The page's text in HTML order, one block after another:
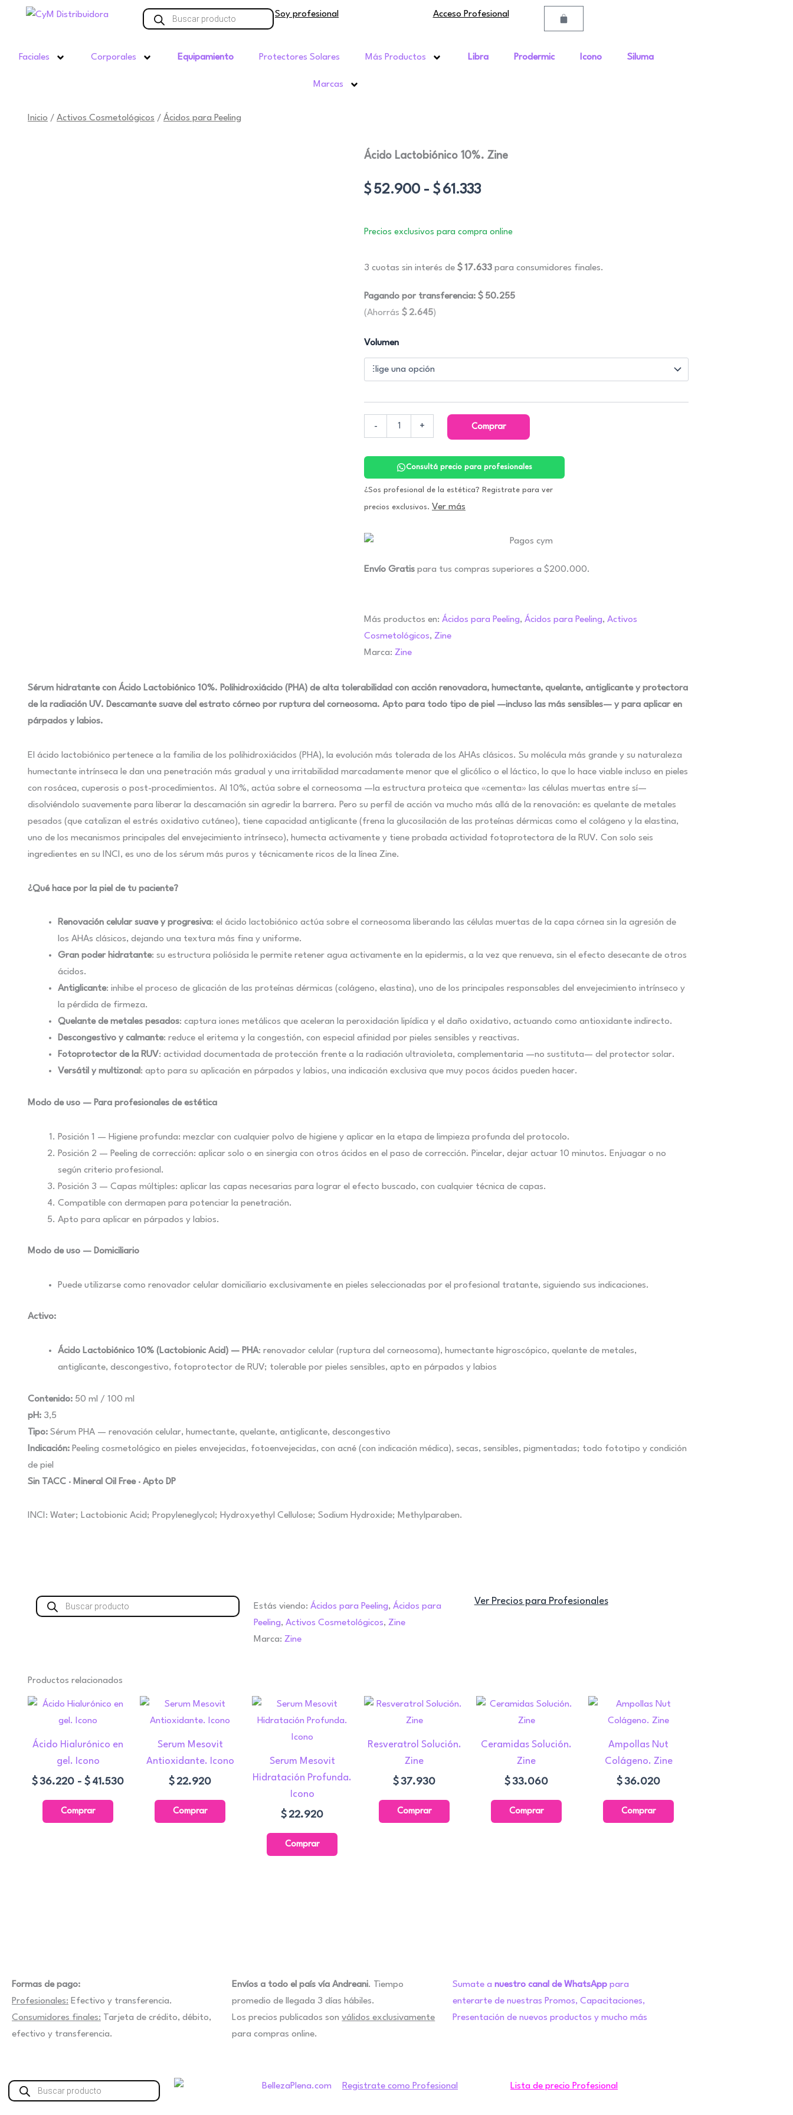
Búsqueda
de
Soy profesional Acceso Profesional Carrito
Faciales Corporales Equipamiento Protectores Solares Más Productos Libra Prodermic Icono Siluma
Marcas
Inicio / Activos Cosmetológicos / Ácidos para Peeling
Ácido Lactobiónico 10%. Zine
$52.900 - $61.333Rango
desde
hasta
$61.333
Precios exclusivos para compra online
3 cuotas sin interés de $17.633 para consumidores finales.
Pagando por transferencia: $ 50.255
(Ahorrás $ 2.645)
Volumen
-
Ácido
10%.
Zine
+ Comprar
Consultá precio para profesionales
¿Sos profesional de la estética? Registrate para ver
precios exclusivos. Ver más
Envío Gratis para tus compras superiores a $200.000.
Más productos en: Ácidos para Peeling, Ácidos para Peeling, Activos
Cosmetológicos, Zine
Marca: Zine
Sérum hidratante con Ácido Lactobiónico 10%. Polihidroxiácido (PHA) de alta tolerabilidad con acción renovadora, humectante, quelante, antiglicante y protectora
de la radiación UV. Descamante suave del estrato córneo por ruptura del corneosoma. Apto para todo tipo de piel —incluso las más sensibles— y para aplicar en
párpados y labios.
El ácido lactobiónico pertenece a la familia de los polihidroxiácidos (PHA), la evolución más tolerada de los AHAs clásicos. Su molécula más grande y su naturaleza
humectante intrínseca le dan una penetración más gradual y una irritabilidad marcadamente menor que el glicólico o el láctico, lo que lo hace viable incluso en pieles
con rosácea, cuperosis o post-procedimientos. Al 10%, actúa sobre el corneosoma —la estructura proteica que «cementa» las células muertas entre sí—
disolviéndolo suavemente para liberar la descamación sin agredir la barrera. Pero su perfil de acción va mucho más allá de la renovación: es quelante de metales
pesados (que catalizan el estrés oxidativo cutáneo), tiene capacidad antiglicante (frena la glucosilación de las proteínas dérmicas como el colágeno y la elastina,
uno de los mecanismos principales del envejecimiento intrínseco), humecta activamente y tiene probada actividad fotoprotectora de la RUV. Con solo seis
ingredientes en su INCI, es uno de los sérum más puros y técnicamente ricos de la línea Zine.
¿Qué hace por la piel de tu paciente?
Renovación celular suave y progresiva: el ácido lactobiónico actúa sobre el corneosoma liberando las células muertas de la capa córnea sin la agresión de
los AHAs clásicos, dejando una textura más fina y uniforme.
Gran poder hidratante: su estructura poliósida le permite retener agua activamente en la epidermis, a la vez que renueva, sin el efecto desecante de otros
ácidos.
Antiglicante: inhibe el proceso de glicación de las proteínas dérmicas (colágeno, elastina), uno de los principales responsables del envejecimiento intrínseco y
la pérdida de firmeza.
Quelante de metales pesados: captura iones metálicos que aceleran la peroxidación lipídica y el daño oxidativo, actuando como antioxidante indirecto.
Descongestivo y calmante: reduce el eritema y la congestión, con especial afinidad por pieles sensibles y reactivas.
Fotoprotector de la RUV: actividad documentada de protección frente a la radiación ultravioleta, complementaria —no sustituta— del protector solar.
Versátil y multizonal: apto para su aplicación en párpados y labios, una indicación exclusiva que muy pocos ácidos pueden hacer.
Modo de uso — Para profesionales de estética
Posición 1 — Higiene profunda: mezclar con cualquier polvo de higiene y aplicar en la etapa de limpieza profunda del protocolo.
Posición 2 — Peeling de corrección: aplicar solo o en sinergia con otros ácidos en el paso de corrección. Pincelar, dejar actuar 10 minutos. Enjuagar o no
según criterio profesional.
Posición 3 — Capas múltiples: aplicar las capas necesarias para lograr el efecto buscado, con cualquier técnica de capas.
Compatible con dermapen para potenciar la penetración.
Apto para aplicar en párpados y labios.
Modo de uso — Domiciliario
Puede utilizarse como renovador celular domiciliario exclusivamente en pieles seleccionadas por el profesional tratante, siguiendo sus indicaciones.
Activo:
Ácido Lactobiónico 10% (Lactobionic Acid) — PHA: renovador celular (ruptura del corneosoma), humectante higroscópico, quelante de metales,
antiglicante, descongestivo, fotoprotector de RUV; tolerable por pieles sensibles, apto en párpados y labios
Contenido: 50 ml / 100 ml
pH: 3,5
Tipo: Sérum PHA — renovación celular, humectante, quelante, antiglicante, descongestivo
Indicación: Peeling cosmetológico en pieles envejecidas, fotoenvejecidas, con acné (con indicación médica), secas, sensibles, pigmentadas; todo fototipo y condición
de piel
Sin TACC · Mineral Oil Free · Apto DP
INCI: Water; Lactobionic Acid; Propyleneglycol; Hydroxyethyl Cellulose; Sodium Hydroxide; Methylparaben.
Búsqueda
de
Estás viendo: Ácidos para Peeling,Ácidos para
Peeling,Activos Cosmetológicos,Zine
Marca:Zine
Ver Precios para Profesionales
Productos relacionados
Ácido Hialurónico en
gel. Icono
$36.220 - $ 41.530
Rango
$36.220
Comprar
Este
producto
Las
opciones
se
Serum Mesovit
Antioxidante. Icono
$22.920
Comprar
Serum Mesovit
Hidratación Profunda.
Icono
$22.920
Comprar
Resveratrol Solución.
Zine
$37.930
Comprar
Ceramidas Solución.
Zine
$33.060
Comprar
Ampollas Nut
Colágeno. Zine
$36.020
Comprar
Formas de pago:
Profesionales: Efectivo y transferencia.
Consumidores finales: Tarjeta de crédito, débito,
efectivo y transferencia.
Envíos a todo el país vía Andreani. Tiempo
promedio de llegada 3 días hábiles.
Los precios publicados sonválidos exclusivamente
para compras online.
Sumate a nuestro canal de WhatsApppara
enterarte de nuestras Promos, Capacitaciones,
Presentación de nuevos productos y mucho más
Búsqueda
de
Registrate como Profesional Lista de precio Profesional